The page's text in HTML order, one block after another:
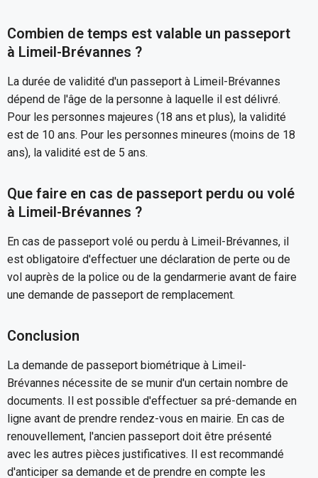
Combien de temps est valable un passeport
à Limeil-Brévannes ?
La durée de validité d'un passeport à Limeil-Brévannes
dépend de l'âge de la personne à laquelle il est délivré.
Pour les personnes majeures (18 ans et plus), la validité
est de 10 ans. Pour les personnes mineures (moins de 18
ans), la validité est de 5 ans.
Que faire en cas de passeport perdu ou volé
à Limeil-Brévannes ?
En cas de passeport volé ou perdu à Limeil-Brévannes, il
est obligatoire d'effectuer une déclaration de perte ou de
vol auprès de la police ou de la gendarmerie avant de faire
une demande de passeport de remplacement.
Conclusion
La demande de passeport biométrique à Limeil-
Brévannes nécessite de se munir d'un certain nombre de
documents. Il est possible d'effectuer sa pré-demande en
ligne avant de prendre rendez-vous en mairie. En cas de
renouvellement, l'ancien passeport doit être présenté
avec les autres pièces justificatives. Il est recommandé
d'anticiper sa demande et de prendre en compte les